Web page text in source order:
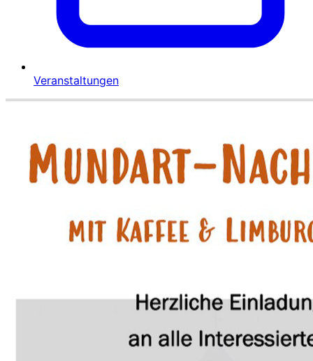
Veranstaltungen